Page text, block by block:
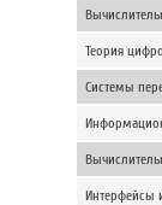
Теория
Системы
Интерфейсы